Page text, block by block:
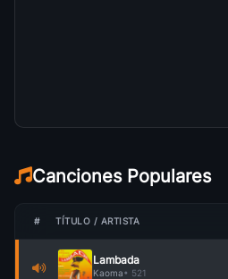
Canciones Populares
# TÍTULO / ARTISTA
Lambada
Kaoma• 521